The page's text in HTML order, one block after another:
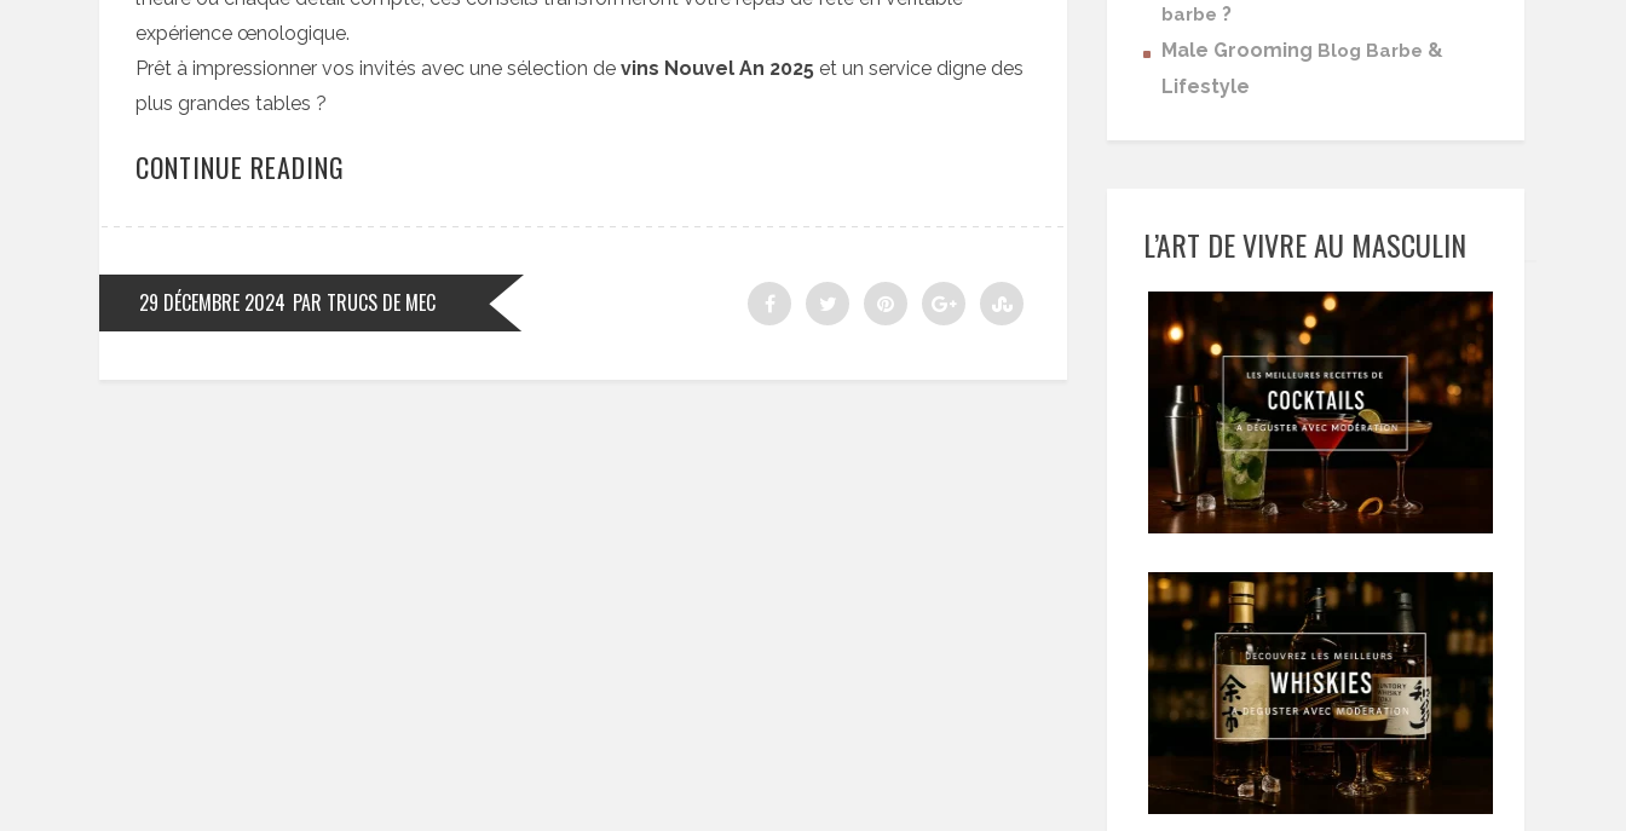
expérience œnologique.
Prêt à impressionner vos invités avec une sélection de vins Nouvel An 2025 et un service digne des
plus grandes tables ?
CONTINUE READING
29 DÉCEMBRE 2024 PAR TRUCS DE MEC
barbe ?
Male Grooming Blog Barbe &
Lifestyle
L’ART DE VIVRE AU MASCULIN